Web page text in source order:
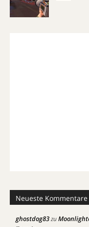
Neueste Kommentare
ghostdog83zu